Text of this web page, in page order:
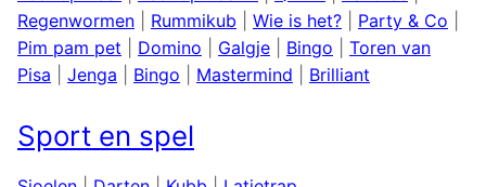
Regenwormen
Rummikub Wie is het? Party & Co
Pim pam pet
Domino Galgje Bingo
Toren van
Pisa
Jenga Bingo Mastermind Brilliant
Sport en spel